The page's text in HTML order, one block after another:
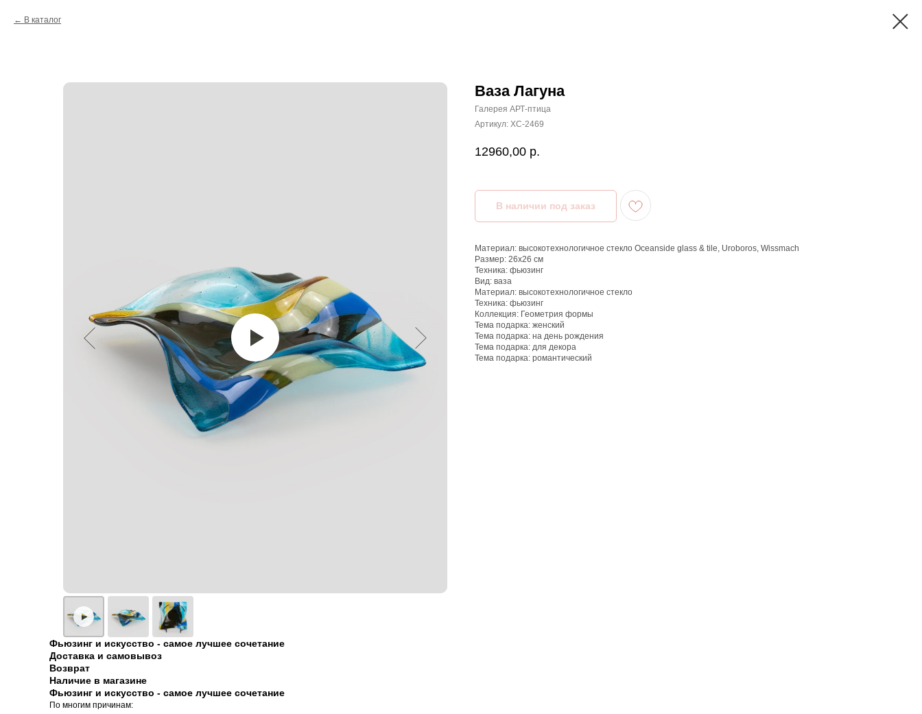
В каталог
Ваза Лагуна
Галерея АРТ-птица
Артикул: ХС-2469
12960,00 р.
Материал: высокотехнологичное стекло Oceanside glass & tile, Uroboros, Wissmach
Размер: 26х26 см
Техника: фьюзинг
Вид: ваза
Материал: высокотехнологичное стекло
Техника: фьюзинг
Коллекция: Геометрия формы
Тема подарка: женский
Тема подарка: на день рождения
Тема подарка: для декора
Тема подарка: романтический
Фьюзинг и искусство - самое лучшее сочетание
Доставка и самовывоз
Возврат
Наличие в магазине
Фьюзинг и искусство - самое лучшее сочетание
По многим причинам: